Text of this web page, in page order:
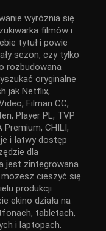
wyróżnia się
filmów i
tytuł i powie
sezon, czy tylko
rozbudowana
oryginalne
jak Netflix,
Filman CC,
Player PL, TVP
Premium, CHILI,
i łatwy dostęp
dla
jest zintegrowana
cieszyć się
produkcji
ekino działa na
tabletach,
i laptopach.